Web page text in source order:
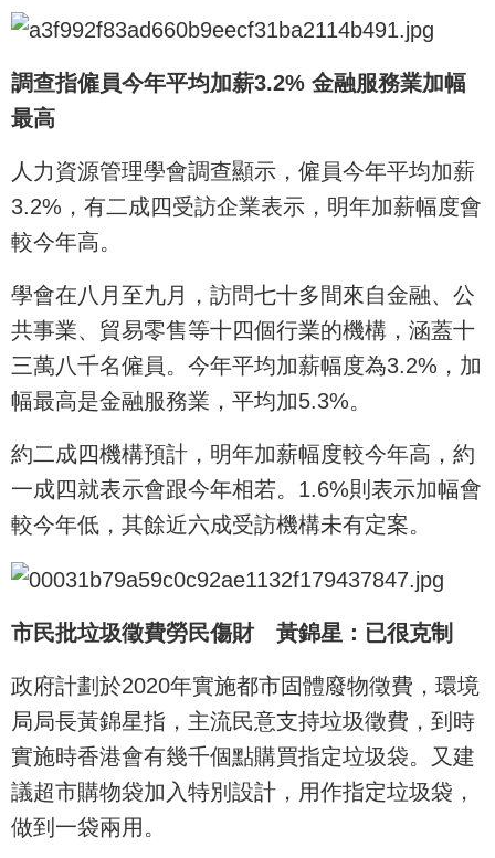
調查指僱員今年平均加薪3.2% 金融服務業加幅
最高
人力資源管理學會調查顯示，僱員今年平均加薪
3.2%，有二成四受訪企業表示，明年加薪幅度會
較今年高。
學會在八月至九月，訪問七十多間來自金融、公
共事業、貿易零售等十四個行業的機構，涵蓋十
三萬八千名僱員。今年平均加薪幅度為3.2%，加
幅最高是金融服務業，平均加5.3%。
約二成四機構預計，明年加薪幅度較今年高，約
一成四就表示會跟今年相若。1.6%則表示加幅會
較今年低，其餘近六成受訪機構未有定案。
市民批垃圾徵費勞民傷財 黃錦星：已很克制
政府計劃於2020年實施都市固體廢物徵費，環境
局局長黃錦星指，主流民意支持垃圾徵費，到時
實施時香港會有幾千個點購買指定垃圾袋。又建
議超市購物袋加入特別設計，用作指定垃圾袋，
做到一袋兩用。